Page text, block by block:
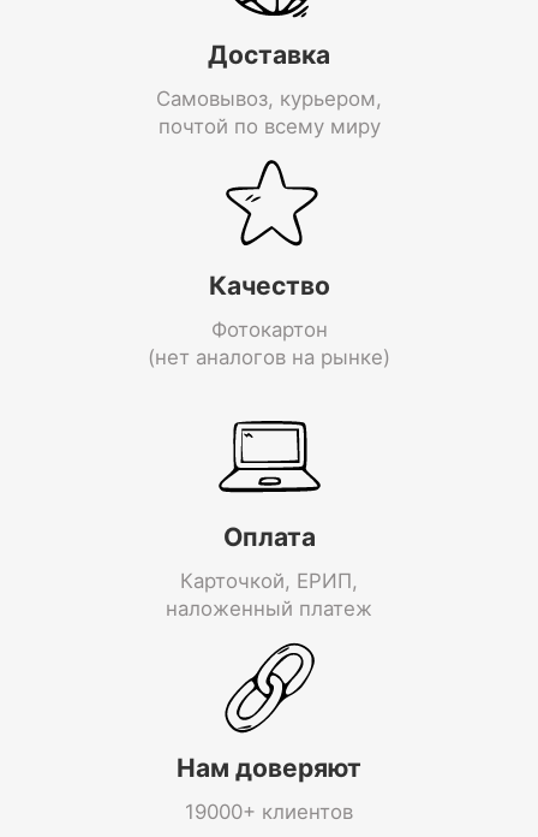
Доставка
Самовывоз, курьером,
почтой по всему миру
Качество
Фотокартон
(нет аналогов на рынке)
Оплата
Карточкой, ЕРИП,
наложенный платеж
Нам доверяют
19000+ клиентов